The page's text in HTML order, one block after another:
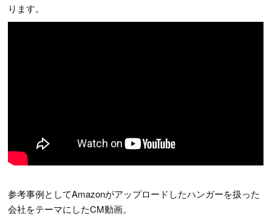
ります。
参考事例としてAmazonがアップロードしたハンガーを扱った
会社をテーマにしたCM動画。